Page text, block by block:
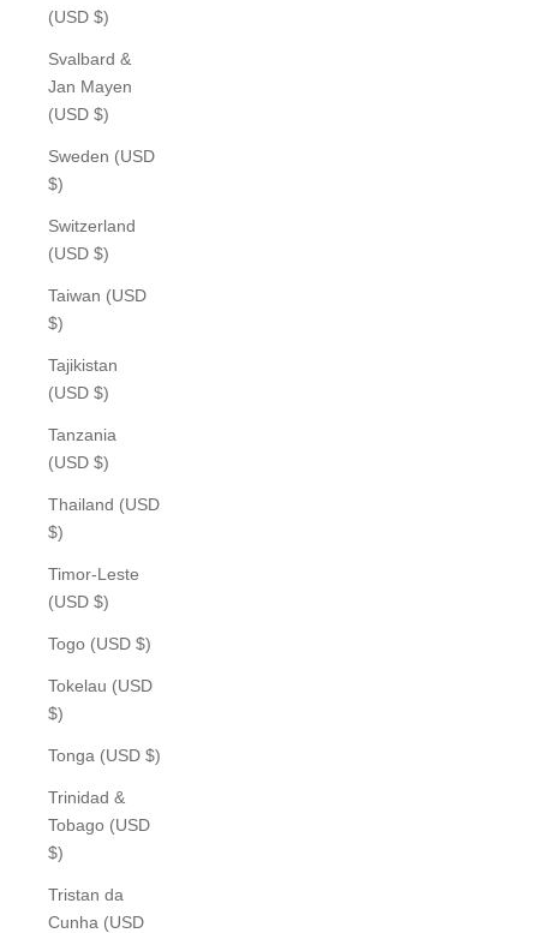
(USD $)
Svalbard &
Jan Mayen
(USD $)
Sweden (USD
$)
Switzerland
(USD $)
Taiwan (USD
$)
Tajikistan
(USD $)
Tanzania
(USD $)
Thailand (USD
$)
Timor-Leste
(USD $)
Togo (USD $)
Tokelau (USD
$)
Tonga (USD $)
Trinidad &
Tobago (USD
$)
Tristan da
Cunha (USD